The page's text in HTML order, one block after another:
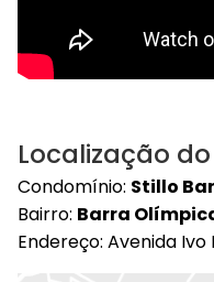
Localização
Condomínio: Stillo
Bairro: Barra
Endereço: Avenida Ivo